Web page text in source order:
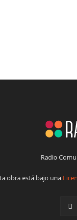
Radio
obra está bajo una